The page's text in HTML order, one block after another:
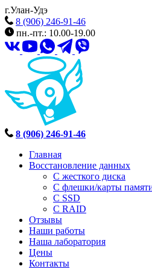
г.Улан-Удэ
8 (906) 246-91-46
пн.-пт.: 10.00-19.00
8 (906) 246-91-46
Главная
Восстановление данных
С жесткого диска
С флешки/карты
С SSD
С RAID
Отзывы
Наши работы
Наша лаборатория
Цены
Контакты